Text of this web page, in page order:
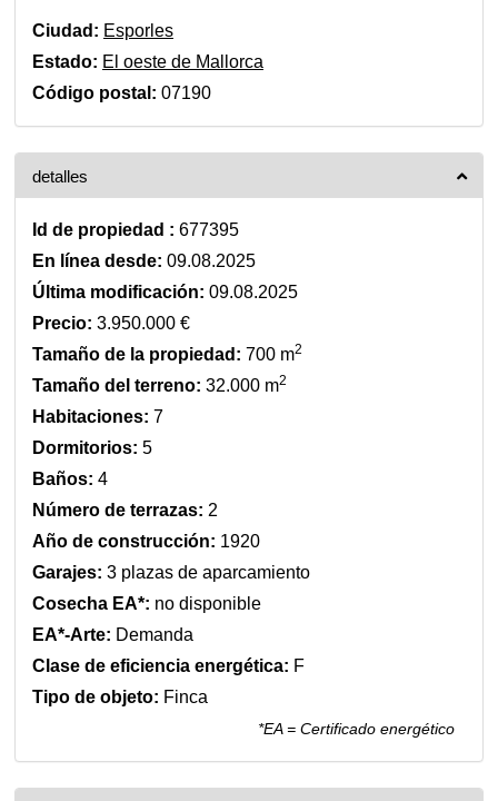
Ciudad: Esporles
Estado: El oeste de Mallorca
Código postal: 07190
detalles
Id de propiedad : 677395
En línea desde: 09.08.2025
Última modificación: 09.08.2025
Precio: 3.950.000 €
Tamaño de la propiedad: 700 m2
Tamaño del terreno: 32.000 m2
Habitaciones: 7
Dormitorios: 5
Baños: 4
Número de terrazas: 2
Año de construcción: 1920
Garajes: 3 plazas de aparcamiento
Cosecha EA*: no disponible
EA*-Arte: Demanda
Clase de eficiencia energética: F
Tipo de objeto: Finca
*EA = Certificado energético